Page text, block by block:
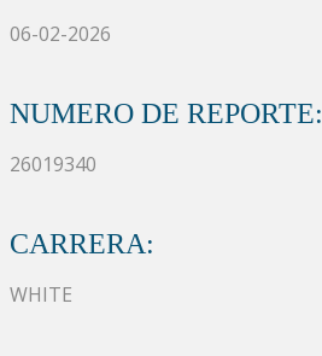
06-02-2026
NUMERO DE REPORTE:
26019340
CARRERA:
WHITE